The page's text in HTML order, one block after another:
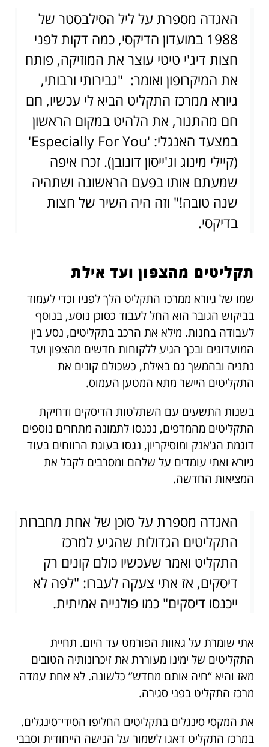
האגדה מספרת על ליל הסילבסטר של
1988 במועדון הדיקסי, כמה דקות לפני
חצות דיג'י טיטי עוצר את המוזיקה, פותח
את המיקרופון ואומר: "גבירותי ורבותי,
גיורא ממרכז התקליט הביא לי עכשיו, חם
חם מהתנור, את הלהיט במקום הראשון
במצעד האנגלי: 'Especially For You'
(קיילי מינוג וג'ייסון דונובן). זכרו איפה
שמעתם אותו בפעם הראשונה ושתהיה
שנה טובה!" וזה היה השיר של חצות
בדיקסי.
תקליטים מהצפון ועד אילת
שמו של גיורא ממרכז התקליט הלך לפניו וכדי לעמוד
בביקוש הגובר הוא החל לעבוד כסוכן נוסע, בנוסף
לעבודה בחנות. מילא את הרכב בתקליטים, נסע בין
המועדונים ובכך הגיע ללקוחות חדשים מהצפון ועד
נתניה ובהמשך גם באילת, כשכולם קונים את
התקליטים היישר מתא המטען העמוס.
בשנות התשעים עם השתלטות הדיסקים ודחיקת
התקליטים מהמדפים, נכנסו לתמונה מתחרים נוספים
דוגמת הג’אנק ומוסיקריון, נגסו בעוגת הרווחים בעוד
גיורא ואתי עומדים על שלהם ומסרבים לקבל את
המציאות החדשה.
האגדה מספרת על סוכן של אחת מחברות
התקליטים הגדולות שהגיע למרכז
התקליט ואמר שעכשיו כולם קונים רק
דיסקים, אז אתי צעקה לעברו: "לפה לא
ייכנסו דיסקים" כמו פולנייה אמיתית.
אתי שומרת על גאוות הפורמט עד היום. תחיית
התקליטים של ימינו מעוררת את זיכרונותיה הטובים
מאז והיא “חיה אותם מחדש” כלשונה. לא אחת עמדה
מרכז התקליט בפני סגירה.
את המקסי סינגלים בתקליטים החליפו הסידי־סינגלים.
במרכז התקליט דאגו לשמור על הנישה הייחודית וסבבי